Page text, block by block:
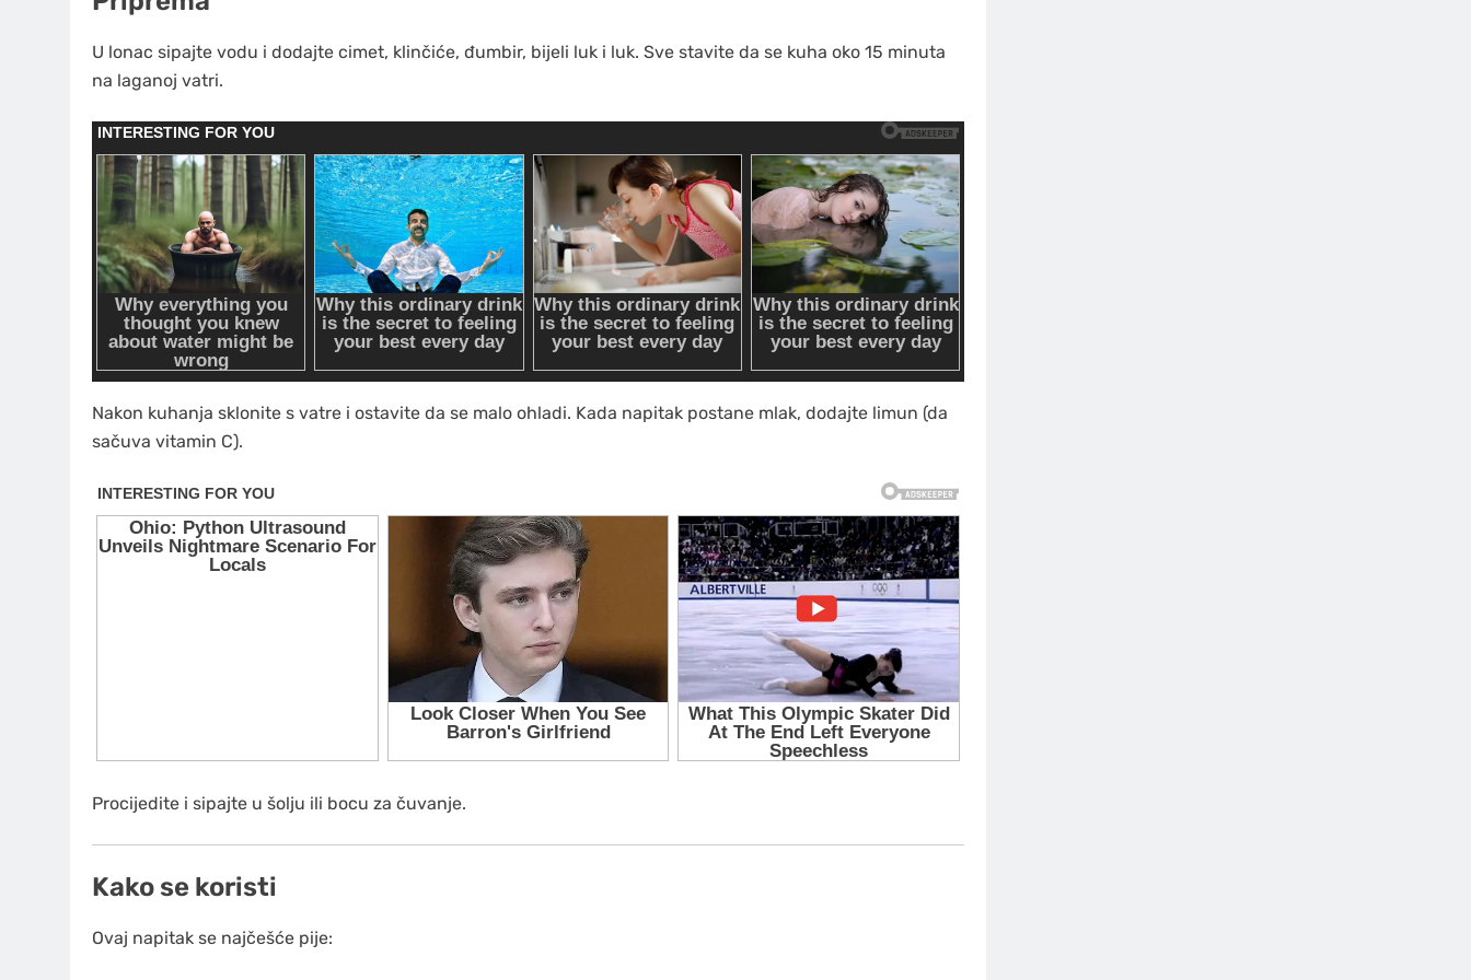
U lonac sipajte vodu i dodajte cimet, klinčiće, đumbir, bijeli luk i luk. Sve stavite da se kuha oko 15 minuta
na laganoj vatri.
Nakon kuhanja sklonite s vatre i ostavite da se malo ohladi. Kada napitak postane mlak, dodajte limun (da
sačuva vitamin C).
Procijedite i sipajte u šolju ili bocu za čuvanje.
Kako se koristi
Ovaj napitak se najčešće pije: